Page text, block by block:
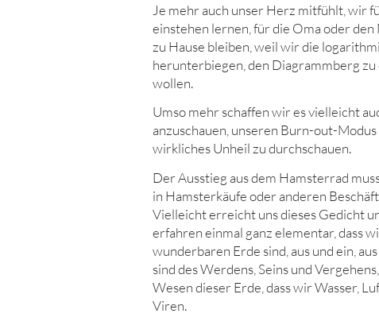
Je mehr auch unser Herz mitfühlt, wir
einstehen lernen, für die Oma oder
zu Hause bleiben, weil wir die
herunterbiegen, den Diagrammberg
wollen.
Umso mehr schaffen wir es vielleicht
anzuschauen, unseren Burn-out-
wirkliches Unheil zu durchschauen.
Der Ausstieg aus dem Hamsterrad
in Hamsterkäufe oder anderen
Vielleicht erreicht uns dieses Gedicht
erfahren einmal ganz elementar, dass
wunderbaren Erde sind, aus und ein,
sind des Werdens, Seins und
Wesen dieser Erde, dass wir Wasser,
Viren.